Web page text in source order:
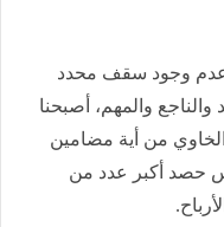
وجود سقف محدد
والمهم، أصبحنا
من أية مضامين
حصد أكبر عدد من